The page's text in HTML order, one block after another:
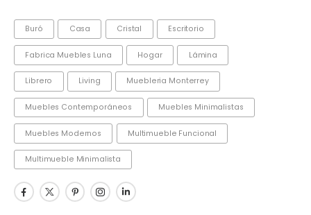
Buró Casa Cristal Escritorio
Fabrica Muebles Luna Hogar Lámina
Librero Living Muebleria Monterrey
Muebles Contemporáneos Muebles Minimalistas
Muebles Modernos Multimueble Funcional
Multimueble Minimalista